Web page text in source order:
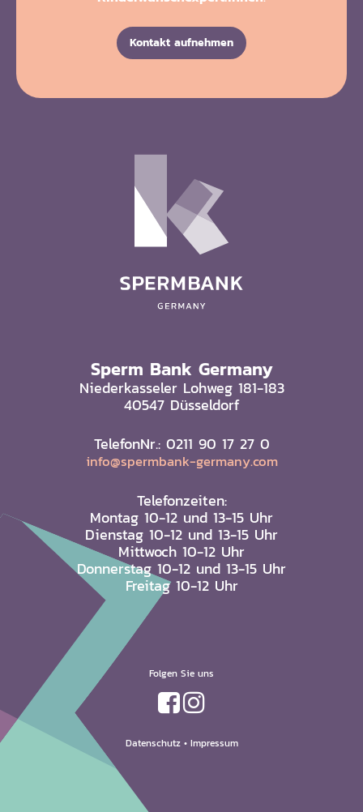
Kontakt aufnehmen
Sperm Bank Germany
Niederkasseler Lohweg 181-183
40547 Düsseldorf
TelefonNr.: 0211 90 17 27 0
info@spermbank-germany.com
Telefonzeiten:
Montag 10-12 und 13-15 Uhr
Dienstag 10-12 und 13-15 Uhr
Mittwoch 10-12 Uhr
Donnerstag 10-12 und 13-15 Uhr
Freitag 10-12 Uhr
Datenschutz• Impressum
Folgen Sie uns